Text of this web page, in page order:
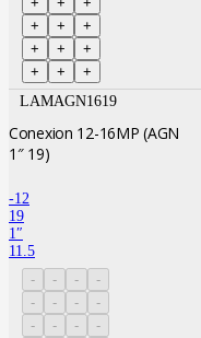
LAMAGN1619
Conexion 12-16MP (AGN
1″ 19)
-12
19
1″
11.5